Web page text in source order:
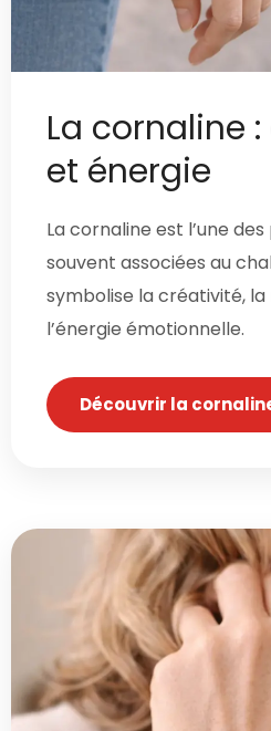
La cornaline
et énergie
La cornaline est l’une
souvent associées au
symbolise la créativité,
l’énergie émotionnelle.
Découvrir la